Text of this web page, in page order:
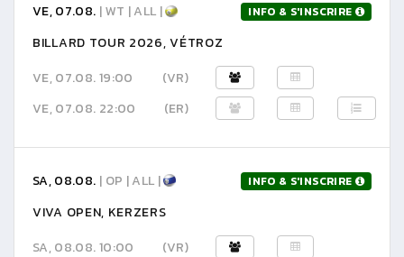
VE, 07.08. | WT | ALL | INFO & S'INSCRIRE
BILLARD TOUR 2026, VÉTROZ
VE, 07.08. 19:00
(VR)
VE, 07.08. 22:00
(ER)
SA, 08.08. | OP | ALL | INFO & S'INSCRIRE
VIVA OPEN, KERZERS
SA, 08.08. 10:00
(VR)